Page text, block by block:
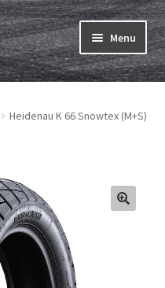
Menu
Rozwiń
Rozwiń
Heidenau K 66 Snowtex (M+S)